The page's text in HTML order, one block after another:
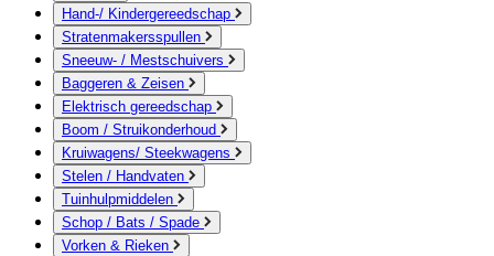
Hand-/ Kindergereedschap
Stratenmakersspullen
Sneeuw- / Mestschuivers
Baggeren & Zeisen
Elektrisch gereedschap
Boom / Struikonderhoud
Kruiwagens/ Steekwagens
Stelen / Handvaten
Tuinhulpmiddelen
Schop / Bats / Spade
Vorken & Rieken